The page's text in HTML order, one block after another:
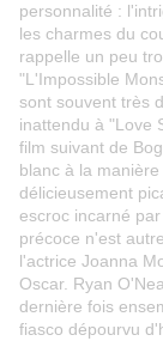
personnalité :
les charmes du
rappelle un peu
"L'Impossible
sont souvent très
inattendu à "Love
film suivant de
blanc à la
délicieusement
escroc incarné
précoce n'est
l'actrice Joanna
Oscar. Ryan
dernière fois
fiasco dépourvu